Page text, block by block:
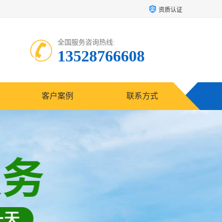
资质认证
全国服务咨询热线:
13528766608
客户案例 联系方式